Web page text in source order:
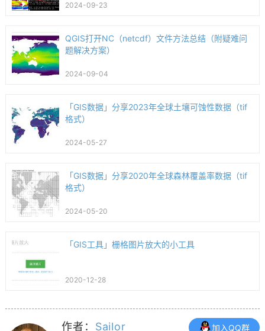
2024-09-23
QGIS打开NC（netcdf）文件方法总结（附疑难问
题解决方案）
2024-09-04
「GIS数据」分享2023年全球土壤可蚀性数据（tif
格式）
2024-05-27
「GIS数据」分享2020年全球森林覆盖率数据（tif
格式）
2024-05-20
「GIS工具」栅格图片放大的小工具
2020-12-28
作者： Sailor 加入QQ群